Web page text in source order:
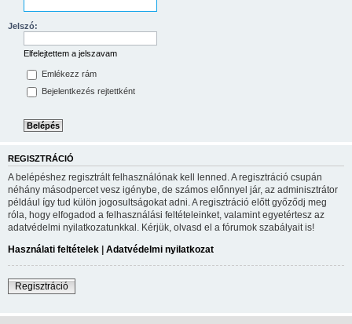
Jelszó:
Elfelejtettem a jelszavam
Emlékezz rám
Bejelentkezés rejtettként
REGISZTRÁCIÓ
A belépéshez regisztrált felhasználónak kell lenned. A regisztráció csupán
néhány másodpercet vesz igénybe, de számos előnnyel jár, az adminisztrátor
például így tud külön jogosultságokat adni. A regisztráció előtt győződj meg
róla, hogy elfogadod a felhasználási feltételeinket, valamint egyetértesz az
adatvédelmi nyilatkozatunkkal. Kérjük, olvasd el a fórumok szabályait is!
Használati feltételek | Adatvédelmi nyilatkozat
Regisztráció